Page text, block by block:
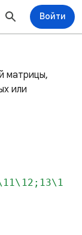
Войти
матрицы,
или